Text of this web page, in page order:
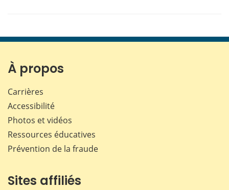
À propos
Carrières
Accessibilité
Photos et vidéos
Ressources éducatives
Prévention de la fraude
Sites affiliés